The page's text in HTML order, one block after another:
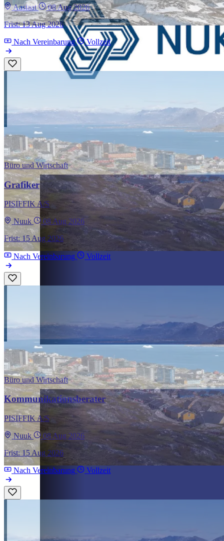
Aasiaat
08 Aug 2026
Frist: 13 Aug 2026
Nach Vereinbarung Vollzeit
Büro und Wirtschaft
Grafiker
PISIFFIK A/S
Nuuk
08 Aug 2026
Frist: 15 Aug 2026
Nach Vereinbarung Vollzeit
Büro und Wirtschaft
Kommunikationsberater
PISIFFIK A/S
Nuuk
08 Aug 2026
Frist: 15 Aug 2026
Nach Vereinbarung Vollzeit